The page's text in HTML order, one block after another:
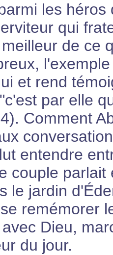
les
qui
de ce
et rend
par elle
Comment
entendre
couple
le jardin
remémorer
Dieu,
du jour.